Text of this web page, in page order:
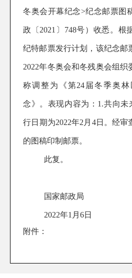
冬奥会开幕纪念>纪念邮票图
政〔 2021 〕 748号）收悉。根
纪特邮票发行计划，该纪念邮
2022年冬奥会和冬残奥会组织
称调整为《第24届冬季奥
念》。表现内容为： 1.共向未
行日期为2022年2月4日 。经审
的图稿印制邮票。
此复。
国家邮政局
2022年1 月6日
附件：